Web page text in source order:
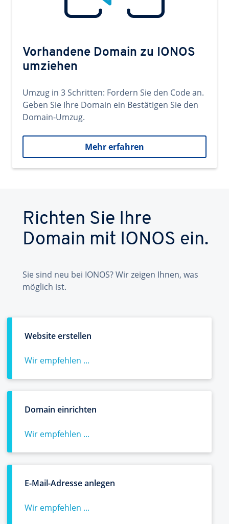
Vorhandene Domain zu IONOS
umziehen
Umzug in 3 Schritten: Fordern Sie den Code an.
Geben Sie Ihre Domain ein Bestätigen Sie den
Domain-Umzug.
Mehr erfahren
Richten Sie Ihre
Domain mit IONOS ein.
Sie sind neu bei IONOS? Wir zeigen Ihnen, was
möglich ist.
Website erstellen
Wir empfehlen ...
Domain einrichten
Wir empfehlen ...
E-Mail-Adresse anlegen
Wir empfehlen ...